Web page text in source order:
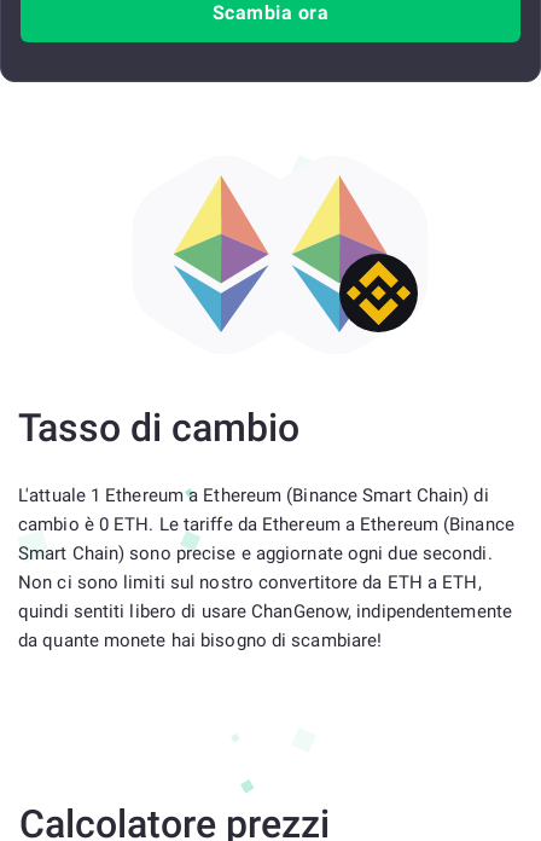
Scambia ora
Tasso di cambio
L'attuale 1 Ethereum a Ethereum (Binance Smart Chain) di
cambio è 0 ETH. Le tariffe da Ethereum a Ethereum (Binance
Smart Chain) sono precise e aggiornate ogni due secondi.
Non ci sono limiti sul nostro convertitore da ETH a ETH,
quindi sentiti libero di usare ChanGenow, indipendentemente
da quante monete hai bisogno di scambiare!
Calcolatore prezzi